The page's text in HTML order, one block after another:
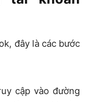
đây là các bước
cập vào đường